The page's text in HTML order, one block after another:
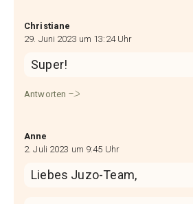
Christiane
29. Juni 2023 um 13:24 Uhr
Super!
Antworten
Anne
2. Juli 2023 um 9:45 Uhr
Liebes Juzo-Team,